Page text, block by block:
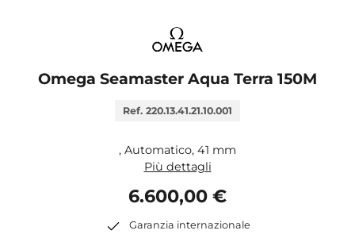
Omega Seamaster Aqua Terra 150M
Ref. 220.13.41.21.10.001
, Automatico, 41 mm
Più dettagli
6.600,00 €
Garanzia internazionale